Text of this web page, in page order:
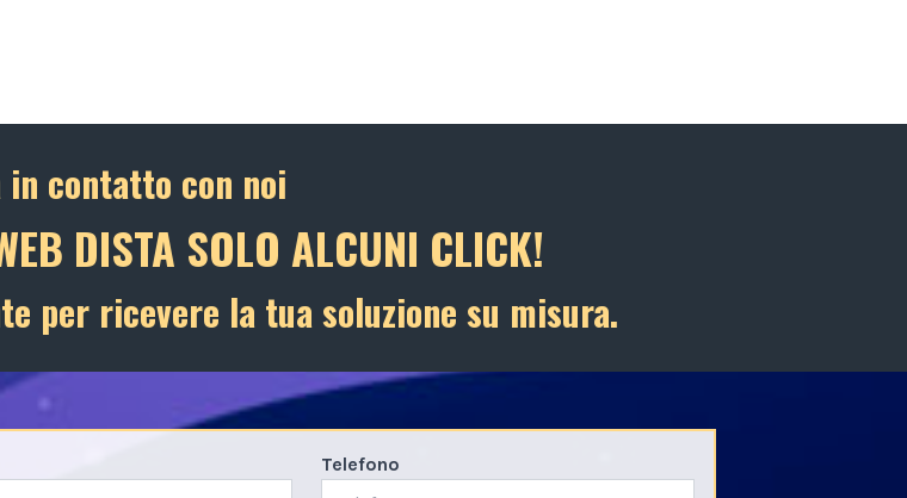
in contatto con noi
DISTA SOLO ALCUNI CLICK!
per ricevere la tua soluzione su misura.
Telefono